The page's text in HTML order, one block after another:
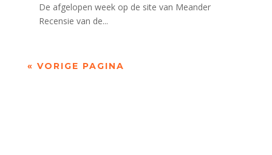
De afgelopen week op de site van Meander
Recensie van de...
« VORIGE PAGINA